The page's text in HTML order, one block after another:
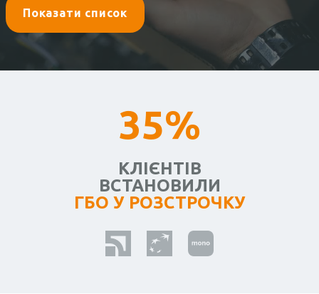
Показати список
35%
КЛІЄНТІВ
ВСТАНОВИЛИ
ГБО У РОЗСТРОЧКУ